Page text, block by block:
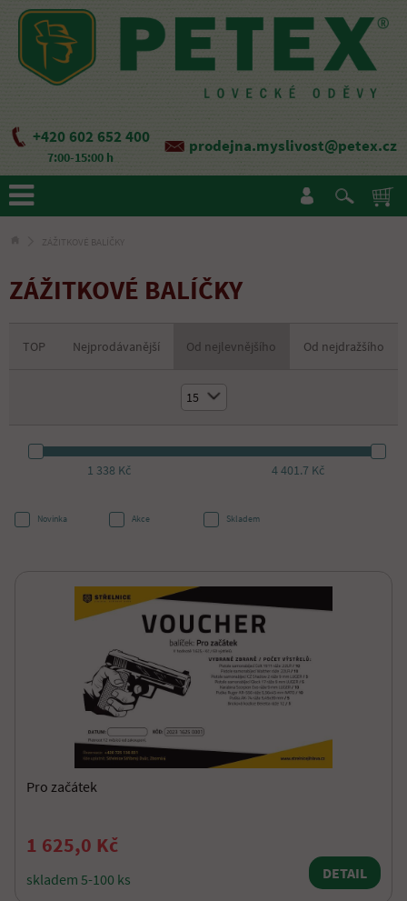
+420 602 652 400
7:00-15:00 h
prodejna.myslivost@petex.cz
ZÁŽITKOVÉ BALÍČKY
ZÁŽITKOVÉ BALÍČKY
TOP Nejprodávanější Od nejlevnějšího Od nejdražšího
15
1 338 Kč 4 401.7 Kč
Novinka Akce Skladem
Pro začátek
1 625,0 Kč
skladem 5-100 ks DETAIL